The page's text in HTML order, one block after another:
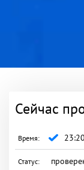
Сейчас
23:20